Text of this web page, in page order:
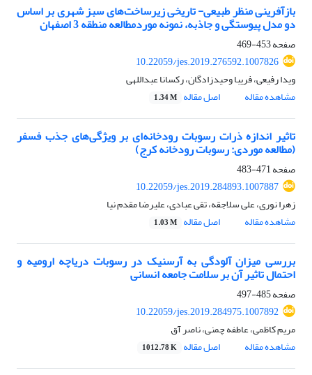
بازآفرینی منظر طبیعی- تاریخی زیرساخت‌های سبز شهری بر اساس
دو مدل پیوستگی و جاذبه، نمونه موردمطالعه منطقه 3 اصفهان
صفحه453-469
10.22059/jes.2019.276592.1007826
ویدا رفیعی، فریبا وحیدزادگان، رکسانا عبداللهی
مشاهده مقاله
اصل مقاله 1.34 M
تاثیر اندازه ذرات رسوبات رودخانه‌ای بر ویژگی‌های جذب فسفر
(مطالعه ‏موردی: رسوبات رودخانه کرج)‏
صفحه471-483
10.22059/jes.2019.284893.1007887
زهرا نوری، علی سلاجقه، تقی عبادی، علیرضا مقدم نیا
مشاهده مقاله
اصل مقاله 1.03 M
بررسی میزان آلودگی به آرسنیک در رسوبات دریاچه ارومیه و
احتمال تاثیر آن بر سلامت جامعه انسانی
صفحه485-497
10.22059/jes.2019.284975.1007892
مریم کاظمی، عاطفه چمنی، ناصر آق
مشاهده مقاله
اصل مقاله 1012.78 K